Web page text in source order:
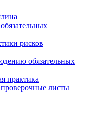
рисков
обязательных
практика
листы